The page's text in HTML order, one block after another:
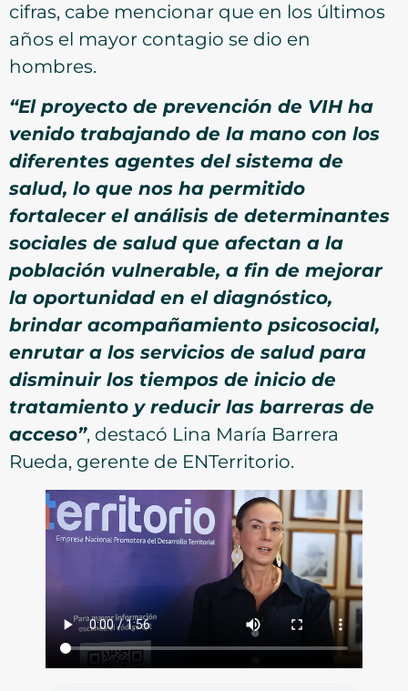
cifras, cabe mencionar que en los últimos
años el mayor contagio se dio en
hombres.
“El proyecto de prevención de VIH ha
venido trabajando de la mano con los
diferentes agentes del sistema de
salud, lo que nos ha permitido
fortalecer el análisis de determinantes
sociales de salud que afectan a la
población vulnerable, a fin de mejorar
la oportunidad en el diagnóstico,
brindar acompañamiento psicosocial,
enrutar a los servicios de salud para
disminuir los tiempos de inicio de
tratamiento y reducir las barreras de
acceso”, destacó Lina María Barrera
Rueda, gerente de ENTerritorio.